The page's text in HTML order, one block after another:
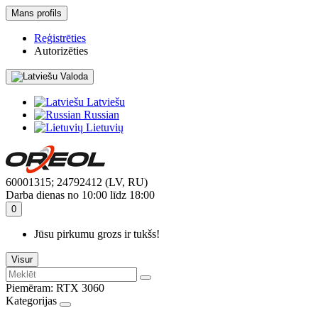
Mans profils
Reģistrēties
Autorizēties
Valoda
Latviešu
Russian
Lietuvių
60001315; 24792412 (LV, RU)
Darba dienas no 10:00 līdz 18:00
0
Jūsu pirkumu grozs ir tukšs!
Visur
Piemēram: RTX 3060
Kategorijas